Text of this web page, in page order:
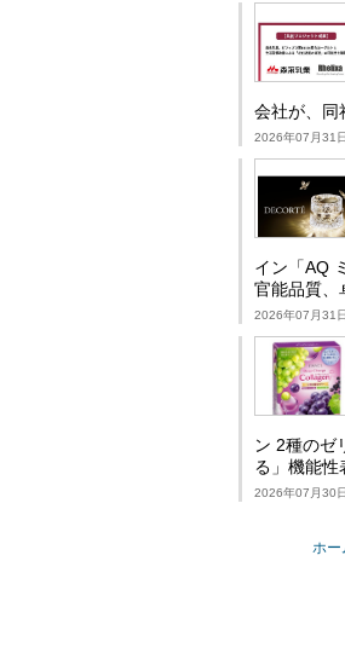
会社が、
2026年07月31
イン「AQ
官能品質
2026年07月31
ン 2種のゼ
る」機能
2026年07月30
ホー